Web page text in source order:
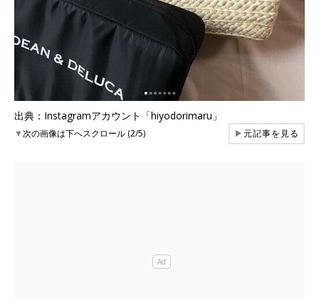
出典：Instagramアカウント「hiyodorimaru」
▼次の画像は下へスクロール (2/5) ▶元記事を見る